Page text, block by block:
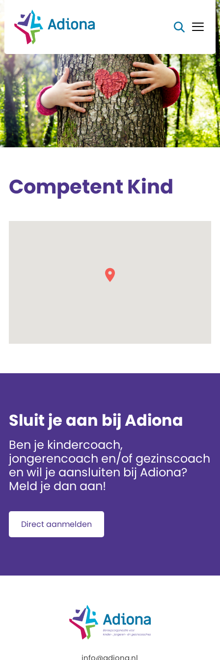
Competent Kind
Sluit je aan bij Adiona
Ben je kindercoach,
jongerencoach en/of gezinscoach
en wil je aansluiten bij Adiona?
Meld je dan aan!
Direct aanmelden
info@adiona.nl